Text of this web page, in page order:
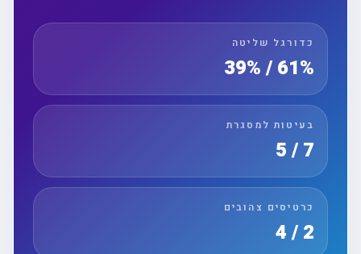
כדורגל שליטה
61% / 39%
בעיטות למסגרת
כרטיסים צהובים